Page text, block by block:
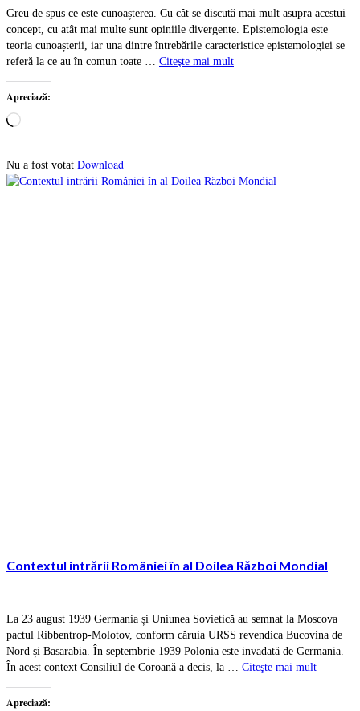
Greu de spus ce este cunoașterea. Cu cât se discută mai mult asupra acestui
concept, cu atât mai multe sunt opiniile divergente. Epistemologia este
teoria cunoașterii, iar una dintre întrebările caracteristice epistemologiei se
referă la ce au în comun toate … Citeşte mai mult
Apreciază:
Încarc...
Nu a fost votat Download
Contextul intrării României în al Doilea Război Mondial
La 23 august 1939 Germania și Uniunea Sovietică au semnat la Moscova
pactul Ribbentrop-Molotov, conform căruia URSS revendica Bucovina de
Nord și Basarabia. În septembrie 1939 Polonia este invadată de Germania.
În acest context Consiliul de Coroană a decis, la … Citeşte mai mult
Apreciază: